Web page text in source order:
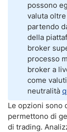
Conclusioni
possono
valuta
partendo
della
broker
processo
broker a
come
neutralità
Le opzioni sono
permettono di
di trading.